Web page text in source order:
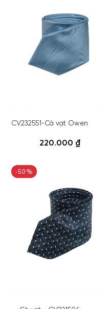
CV232551-Cà vạt Owen
220.000 ₫
-50%